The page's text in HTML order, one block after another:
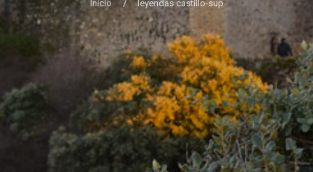
Inicio / leyendas castillo-sup